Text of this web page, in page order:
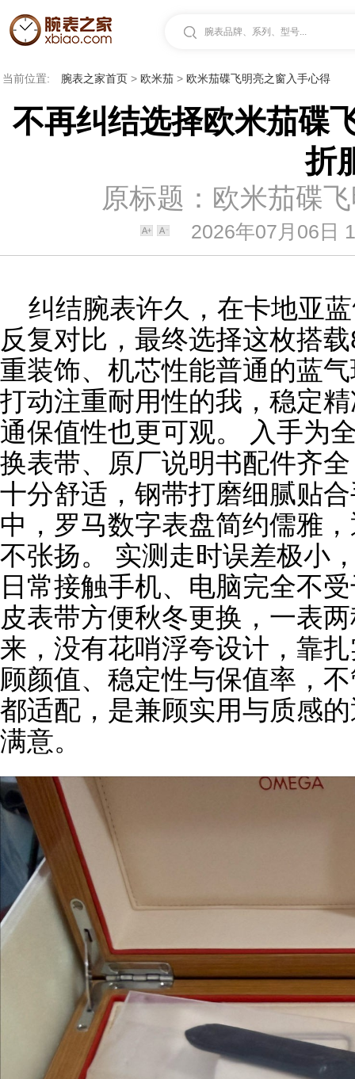
腕表品牌、系列、型号...
当前位置: 腕表之家首页 > 欧米茄 > 欧米茄碟飞明亮之窗入手心得
不再纠结选择欧米茄碟
折
原标题：欧米茄碟
2026年07月06日
纠结腕表许久，在卡地亚
反复对比，最终选择这枚搭
重装饰、机芯性能普通的蓝
打动注重耐用性的我，稳定
通保值性也更可观。 入手为
换表带、原厂说明书配件齐
十分舒适，钢带打磨细腻贴
中，罗马数字表盘简约儒雅
不张扬。 实测走时误差极小
日常接触手机、电脑完全不
皮表带方便秋冬更换，一表
来，没有花哨浮夸设计，靠
顾颜值、稳定性与保值率，
都适配，是兼顾实用与质感
满意。